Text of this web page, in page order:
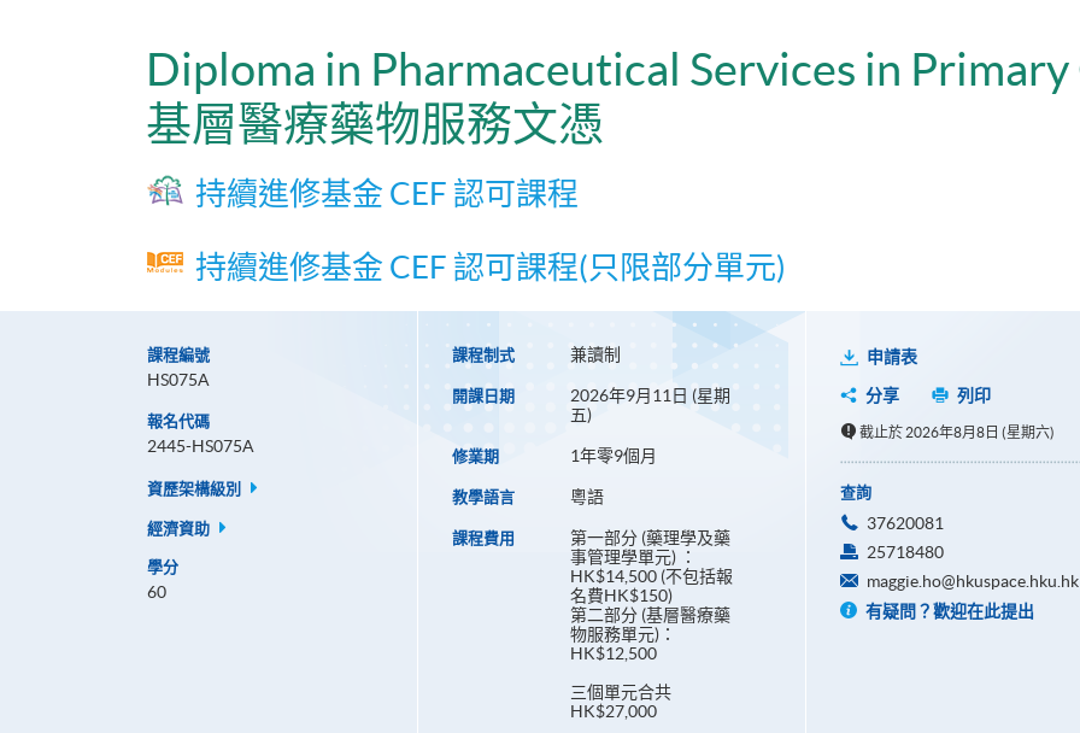
Diploma in Pharmaceutical Services in Primary
基層醫療藥物服務文憑
持續進修基金 CEF 認可課程
持續進修基金 CEF 認可課程(只限部分單元)
課程編號
HS075A
報名代碼
2445-HS075A
資歷架構級別
經濟資助
學分
60
課程制式 兼讀制
開課日期
2026年9月11日 (星期
五)
修業期 1年零9個月
教學語言 粵語
課程費用
第一部分 (藥理學及藥
事管理學單元) ：
HK$14,500 (不包括報
名費HK$150)
第二部分 (基層醫療藥
物服務單元)：
HK$12,500
三個單元合共
HK$27,000
申請表
分享
列印
截止於 2026年8月8日 (星期六)
查詢
37620081
25718480
maggie.ho@hkuspace.hku.hk
有疑問？歡迎在此提出